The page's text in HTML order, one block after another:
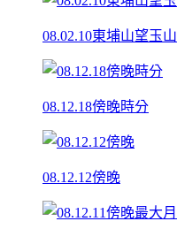
08.02.10東埔山望玉山
08.12.18傍晚時分
08.12.12傍晚